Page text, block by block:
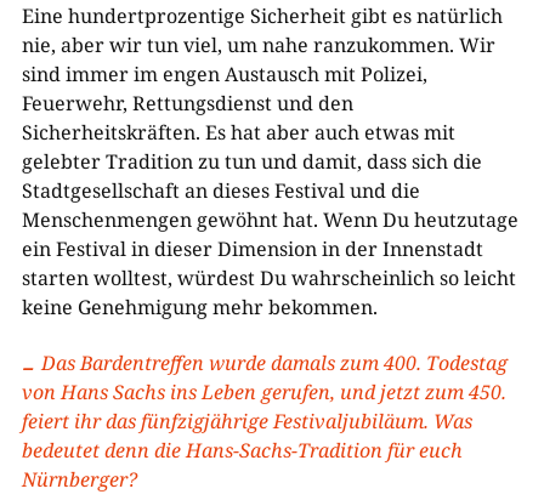
Eine hundertprozentige Sicherheit gibt es natürlich
nie, aber wir tun viel, um nahe ranzukommen. Wir
sind immer im engen Austausch mit Polizei,
Feuerwehr, Rettungsdienst und den
Sicherheitskräften. Es hat aber auch etwas mit
gelebter Tradition zu tun und damit, dass sich die
Stadtgesellschaft an dieses Festival und die
Menschenmengen gewöhnt hat. Wenn Du heutzutage
ein Festival in dieser Dimension in der Innenstadt
starten wolltest, würdest Du wahrscheinlich so leicht
keine Genehmigung mehr bekommen.
Das Bardentreffen wurde damals zum 400. Todestag
von Hans Sachs ins Leben gerufen, und jetzt zum 450.
feiert ihr das fünfzigjährige Festivaljubiläum. Was
bedeutet denn die Hans-Sachs-Tradition für euch
Nürnberger?